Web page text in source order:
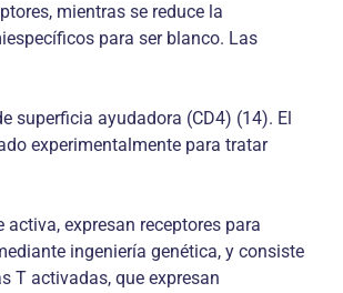
mientras se reduce la
para ser blanco. Las
superficia ayudadora (CD4) (14). El
experimentalmente para tratar
expresan receptores para
ingeniería genética, y consiste
T activadas, que expresan